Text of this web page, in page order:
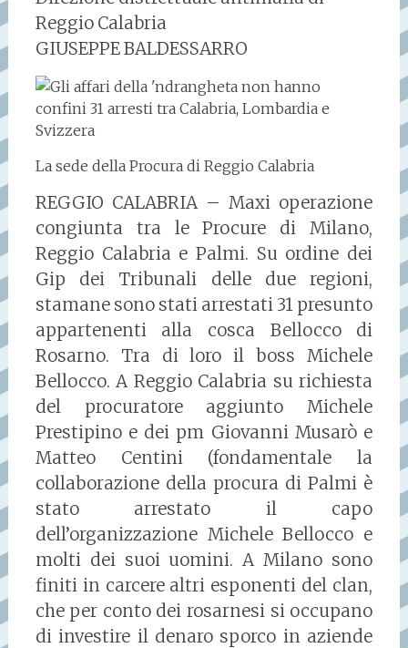
Reggio Calabria
GIUSEPPE BALDESSARRO
La sede della Procura di Reggio Calabria
REGGIO CALABRIA – Maxi operazione
congiunta tra le Procure di Milano,
Reggio Calabria e Palmi. Su ordine dei
Gip dei Tribunali delle due regioni,
stamane sono stati arrestati 31 presunto
appartenenti alla cosca Bellocco di
Rosarno. Tra di loro il boss Michele
Bellocco. A Reggio Calabria su richiesta
del procuratore aggiunto Michele
Prestipino e dei pm Giovanni Musarò e
Matteo Centini (fondamentale la
collaborazione della procura di Palmi è
stato arrestato il capo
dell’organizzazione Michele Bellocco e
molti dei suoi uomini. A Milano sono
finiti in carcere altri esponenti del clan,
che per conto dei rosarnesi si occupano
di investire il denaro sporco in aziende